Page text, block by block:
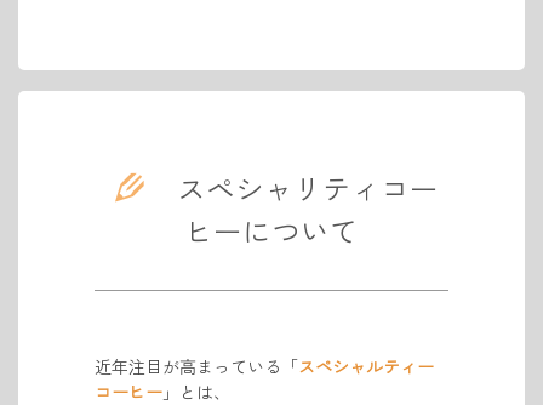
スペシャリティコー
ヒーについて
近年注目が高まっている「スペシャルティー
コーヒー 」とは、